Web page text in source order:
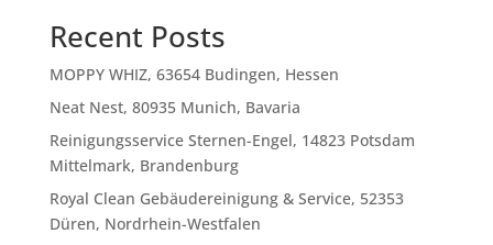
Recent Posts
MOPPY WHIZ, 63654 Budingen, Hessen
Neat Nest, 80935 Munich, Bavaria
Reinigungsservice Sternen-Engel, 14823 Potsdam
Mittelmark, Brandenburg
Royal Clean Gebäudereinigung & Service, 52353
Düren, Nordrhein-Westfalen